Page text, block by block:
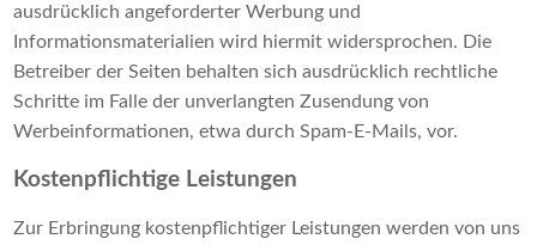
ausdrücklich angeforderter Werbung und
Informationsmaterialien wird hiermit widersprochen. Die
Betreiber der Seiten behalten sich ausdrücklich rechtliche
Schritte im Falle der unverlangten Zusendung von
Werbeinformationen, etwa durch Spam-E-Mails, vor.
Kostenpflichtige Leistungen
Zur Erbringung kostenpflichtiger Leistungen werden von uns